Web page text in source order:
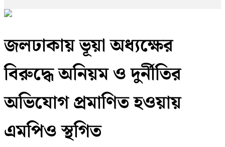
জলঢাকায় ভূয়া অধ্যক্ষের
বিরুদ্ধে অনিয়ম ও দুর্নীতির
অভিযোগ প্রমাণিত হওয়ায়
এমপিও স্থগিত